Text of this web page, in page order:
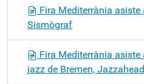
Fira Mediterrània
Sismògraf
Fira Mediterrània
jazz de Bremen,